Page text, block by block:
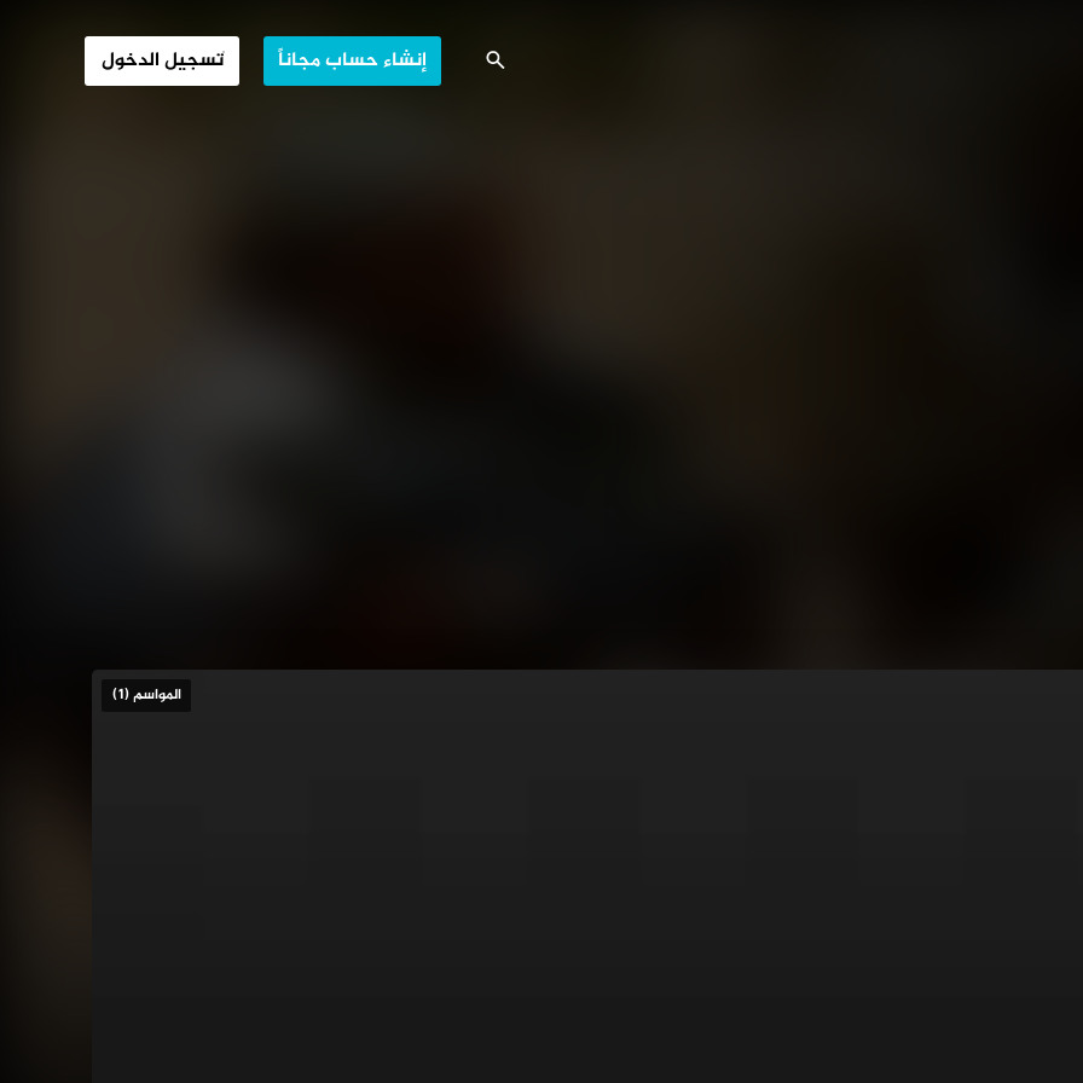
إنشاء حساب مجاناً تسجيل الدخول
المواسم (1)
الفنية.. ثورة الفيديو والكاسيت